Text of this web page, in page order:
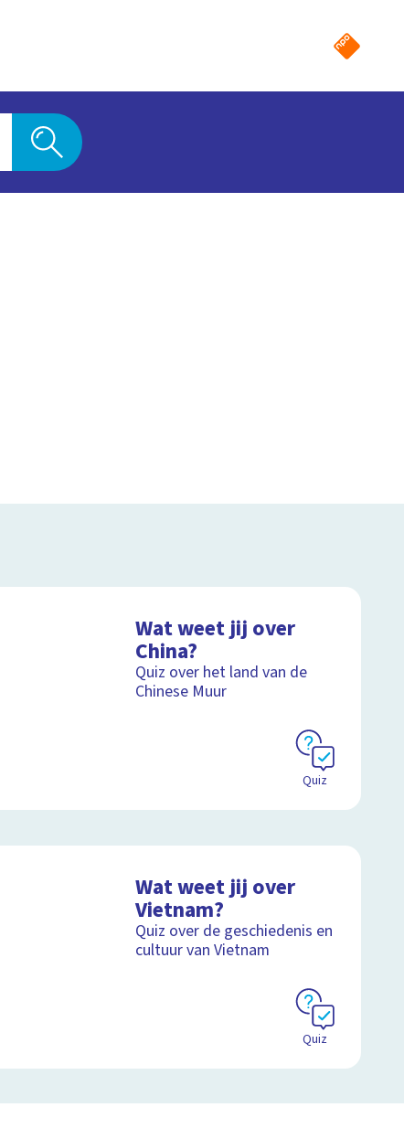
Wat weet jij over
China?
Quiz over het land van de
Chinese Muur
Quiz
Wat weet jij over
Vietnam?
Quiz over de geschiedenis en
cultuur van Vietnam
Quiz